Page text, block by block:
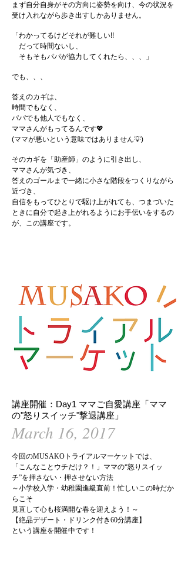
まず自分自身がその方向に姿勢を向け、今の状況を
受け入れながら歩き出すしかありません。
「わかってるけどそれが難しい!!
だって時間ないし、
そもそもパパが協力してくれたら、、、」
でも、、、
答えのカギは、
時間でもなく、
パパでも他人でもなく、
ママさんがもってるんです💖
(ママが悪いという意味ではありません💡)
そのカギを「助産師」のように引き出し、
ママさんが気づき、
答えのゴールまで一緒に小さな階段をつくりながら
近づき、
自信をもってひとりで駆け上がれても、つまづいた
ときに自分で起き上がれるようにお手伝いをするの
が、この講座です。
講座開催：Day1 ママご自愛講座「ママ
の"怒りスイッチ"撃退講座」
March 16, 2017
今回のMUSAKOトライアルマーケットでは、
「こんなことウチだけ？！」ママの“怒りスイッ
チ”を押さない・押させない方法
～小学校入学・幼稚園進級直前！忙しいこの時だか
らこそ
見直して心も桜満開な春を迎えよう！～
【絶品デザート・ドリンク付き60分講座】
という講座を開催中です！